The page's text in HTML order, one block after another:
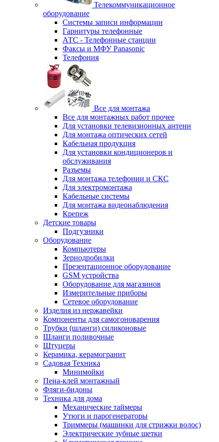
Телекоммуникационное
оборудование
Системы записи информации
Гарнитуры телефонные
АТС - Телефонные станции
Факсы и МФУ Panasonic
Телефония
Все для монтажа
Все для монтажных работ прочее
Для установки телевизионных антенн
Для монтажа оптических сетей
Кабельная продукция
Для установки кондиционеров и
обслуживания
Разъемы
Для монтажа телефонии и СКС
Для электромонтажа
Кабельные системы
Для монтажа видеонаблюдения
Крепеж
Детские товары
Подгузники
Оборудование
Компьютеры
Зернодробилки
Презентационное оборудование
GSM устройства
Оборудование для магазинов
Измерительные приборы
Сетевое оборудование
Изделия из нержавейки
Компоненты для самогоноварения
Трубки (шланги) силиконовые
Шланги поливочные
Штуцеры
Керамика, керамогранит
Садовая Техника
Минимойки
Пена-клей монтажный
Фляги-бидоны
Техника для дома
Механические таймеры
Утюги и парогенераторы
Триммеры (машинки для стрижки волос)
Электрические зубные щетки